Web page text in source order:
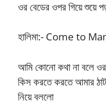
ওর বেডের ওপর গিয়ে
হালিমা:- Come to
আমি কোনো কথা না বলে
কিস করতে করতে আমার
নিয়ে বললো